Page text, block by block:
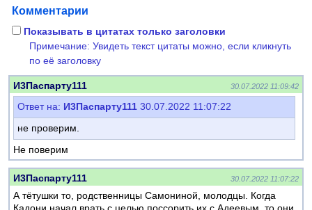
Комментарии
Показывать в цитатах только заголовки
Примечание: Увидеть текст цитаты можно, если кликнуть
по её заголовку
И3Паспарту111 30.07.2022 11:09:42
Ответ на: И3Паспарту111 30.07.2022 11:07:22
не проверим.
Не поверим
И3Паспарту111 30.07.2022 11:07:22
А тётушки то, родственницы Самониной, молодцы. Когда